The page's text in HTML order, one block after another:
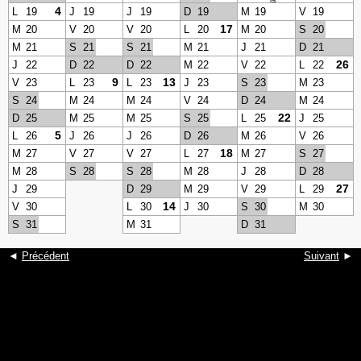
L
19 4 J 19 J 19 D 19 M 19 V 19
M 20 V 20 V 20 L 20 17 M 20 S 20
M 21 S 21 S 21 M 21 J 21 D 21
J
22 D 22 D 22 M 22 V 22 L 22 26
V 23 L 23 9 L 23 13 J 23 S 23 M 23
S 24 M 24 M 24 V 24 D 24 M 24
D 25 M 25 M 25 S 25 L 25 22 J
25
L
26 5 J 26 J 26 D 26 M 26 V 26
M 27 V 27 V 27 L 27 18 M 27 S 27
M 28 S 28 S 28 M 28 J 28 D 28
J
29 D 29 M 29 V 29 L 29 27
V 30 L 30 14 J 30 S 30 M 30
S 31 M 31 D 31
◄ Précédent Suivant ►